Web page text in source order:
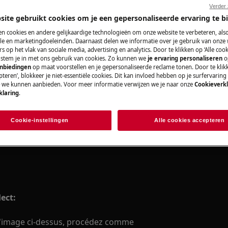
la fonction AirDry.
un flux d'air naturel qui
porte fermée:
bien meilleur
le cycle de séchage.
étape par étape ci-
de panneau de commande
ci-dessus, procédez comme
Pièces
Trouvez dans
détachées
Acheter des
gebruikt cookies om je een gepersonaliseerde ervaring te
cookies en andere gelijkaardige technologieën om onze website te verbeteren,
en marketingdoeleinden. Daarnaast delen we informatie over je gebruik van onze
op het vlak van sociale media, advertising en analytics. Door te klikken op ‘Alle
stem je in met ons gebruik van cookies. Zo kunnen we je ervaring personaliseren
op maat voorstellen en je gepersonaliseerde reclame tonen. Door te
blokkeer je niet-essentiële cookies. Dit kan invloed hebben op je
kunnen aanbieden. Voor meer informatie verwijzen we je naar onze
.
Cookie-instellingen Alle cookies accepteren
Verder